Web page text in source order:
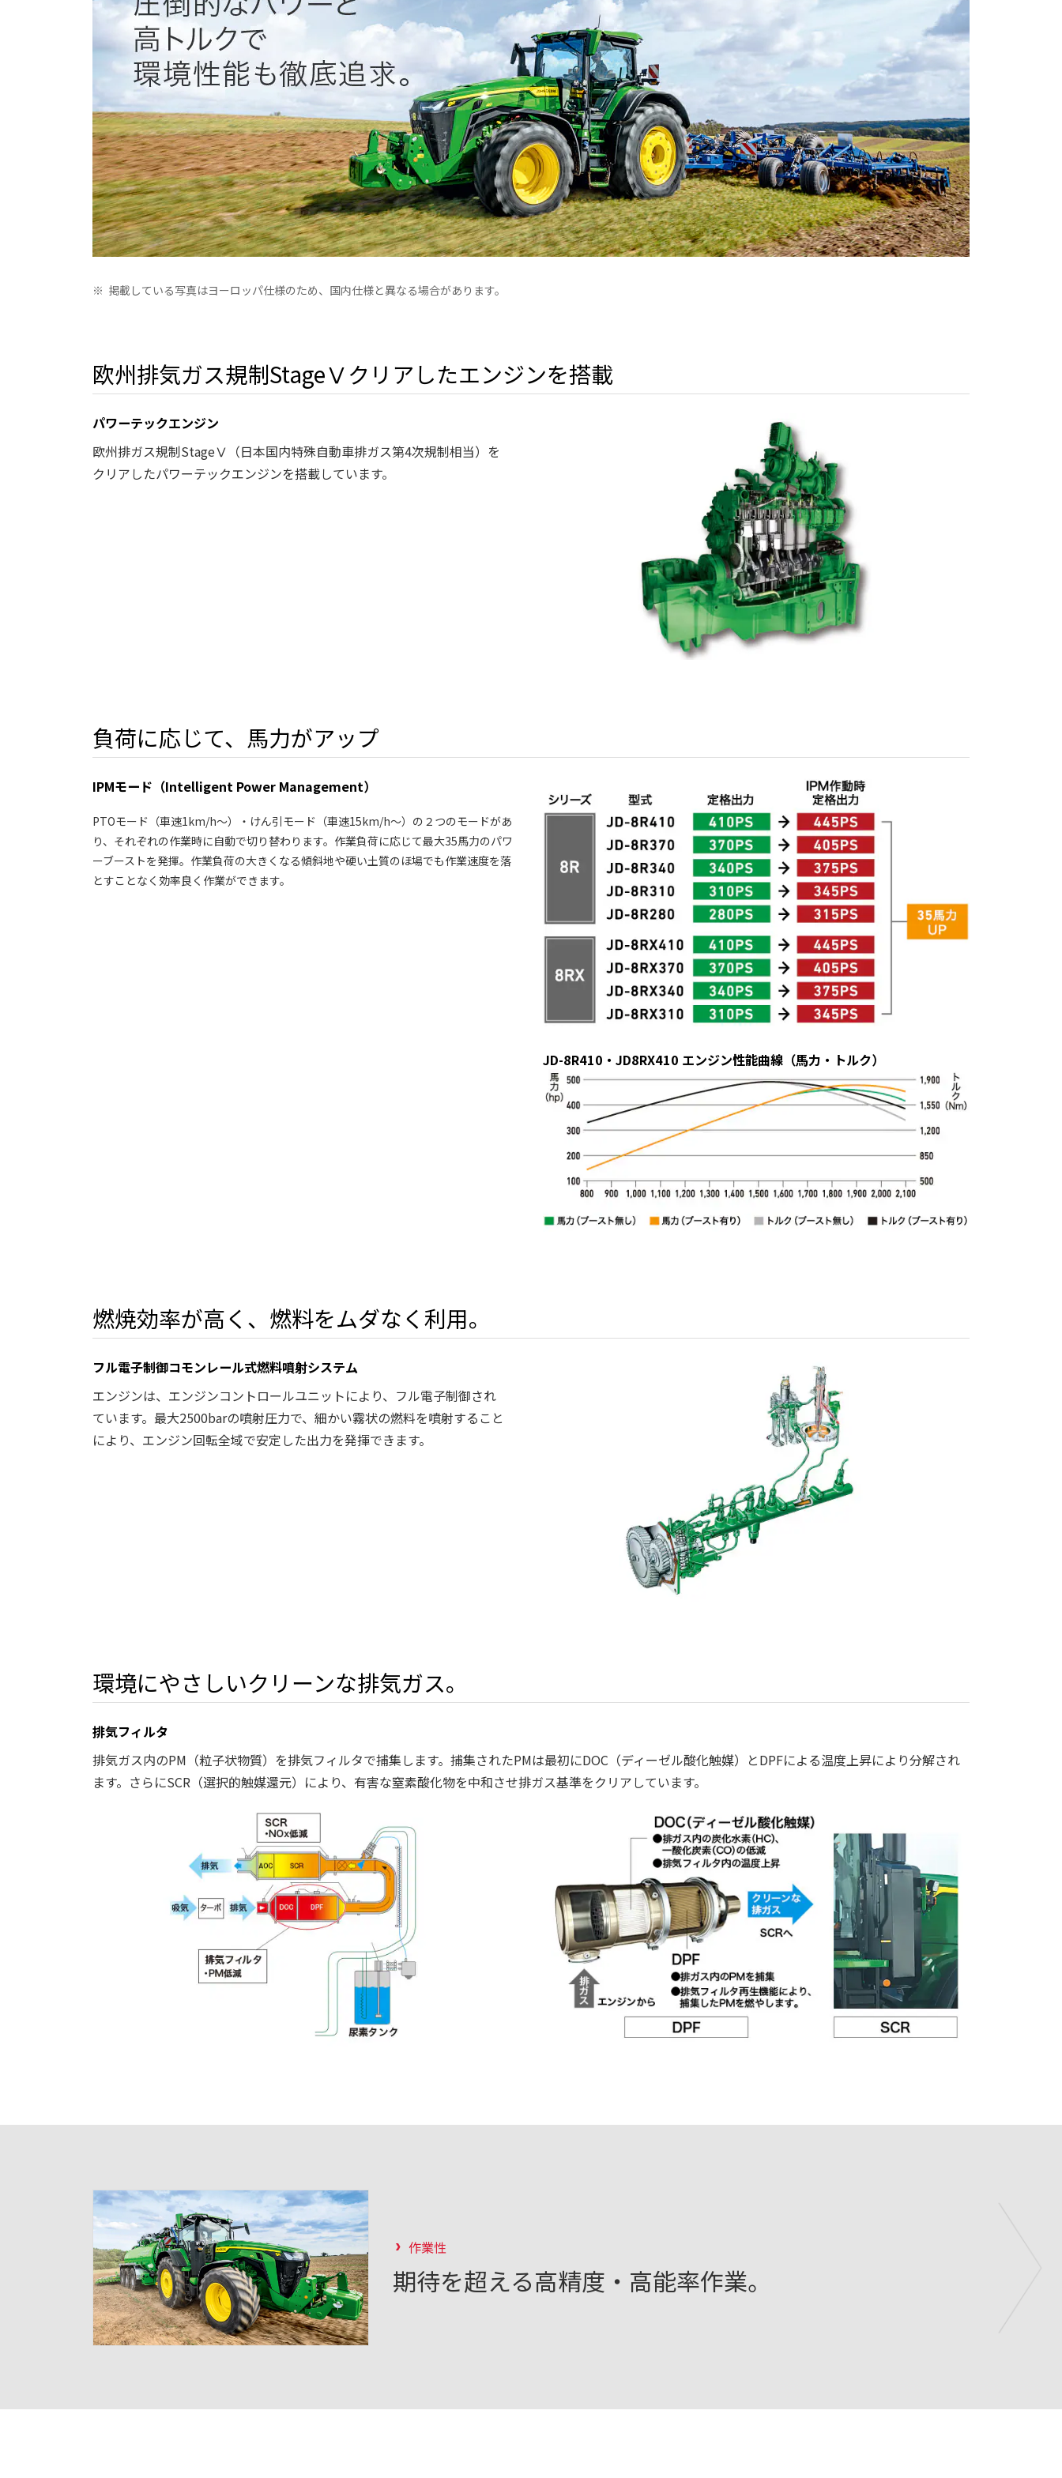
※ 掲載している写真はヨーロッパ仕様のため、国内仕様と異なる場合があります。
欧州排気ガス規制StageⅤクリアしたエンジンを搭載
パワーテックエンジン
欧州排ガス規制StageⅤ（日本国内特殊自動車排ガス第4次規制相当）を
クリアしたパワーテックエンジンを搭載しています。
負荷に応じて、馬力がアップ
IPMモード（Intelligent Power Management）
PTOモード（車速1km/h～）・けん引モード（車速15km/h～）の２つのモードがあ
り、それぞれの作業時に自動で切り替わります。作業負荷に応じて最大35馬力のパワ
ーブーストを発揮。作業負荷の大きくなる傾斜地や硬い土質のほ場でも作業速度を落
とすことなく効率良く作業ができます。
JD-8R410・JD8RX410 エンジン性能曲線（馬力・トルク）
燃焼効率が高く、燃料をムダなく利用。
フル電子制御コモンレール式燃料噴射システム
エンジンは、エンジンコントロールユニットにより、フル電子制御され
ています。最大2500barの噴射圧力で、細かい霧状の燃料を噴射すること
により、エンジン回転全域で安定した出力を発揮できます。
環境にやさしいクリーンな排気ガス。
排気フィルタ
排気ガス内のPM（粒子状物質）を排気フィルタで捕集します。捕集されたPMは最初にDOC（ディーゼル酸化触媒）とDPFによる温度上昇により分解され
ます。さらにSCR（選択的触媒還元）により、有害な窒素酸化物を中和させ排ガス基準をクリアしています。